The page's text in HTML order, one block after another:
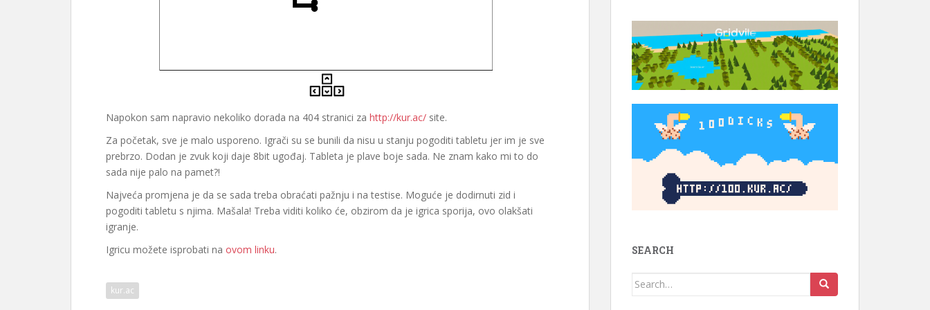
Napokon sam napravio nekoliko dorada na 404 stranici za http://kur.ac/ site.
Za početak, sve je malo usporeno. Igrači su se bunili da nisu u stanju pogoditi tabletu jer im je sve
prebrzo. Dodan je zvuk koji daje 8bit ugođaj. Tableta je plave boje sada. Ne znam kako mi to do
sada nije palo na pamet?!
Najveća promjena je da se sada treba obraćati pažnju i na testise. Moguće je dodirnuti zid i
pogoditi tabletu s njima. Mašala! Treba viditi koliko će, obzirom da je igrica sporija, ovo olakšati
igranje.
Igricu možete isprobati na ovom linku.
kur.ac
SEARCH
Search